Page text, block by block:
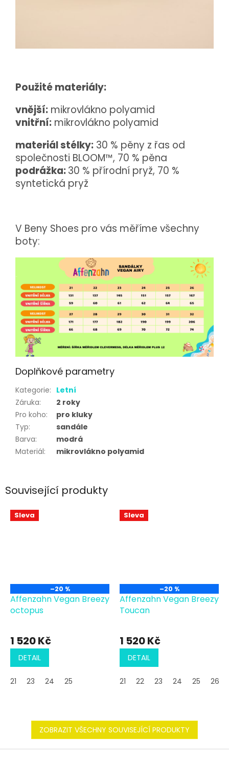
Související produkty
Sleva
–20 %
Affenzahn Vegan Breezy
octopus
1 520 Kč
DETAIL
21 23 24 25
Sleva
–20 %
Affenzahn Vegan Breezy
Toucan
1 520 Kč
DETAIL
21 22 23 24 25 26
ZOBRAZIT VŠECHNY SOUVISEJÍCÍ PRODUKTY
Použité materiály:
vnější: mikrovlákno polyamid
vnitřní: mikrovlákno polyamid
materiál stélky: 30 % pěny z řas od
společnosti BLOOM™, 70 % pěna
podrážka:30 % přírodní pryž, 70 %
syntetická pryž
V Beny Shoes pro vás měříme všechny
boty:
Doplňkové parametry
Kategorie: Letní
Záruka:
2 roky
Pro koho:
pro kluky
Typ:
sandále
Barva:
modrá
Materiál: mikrovlákno polyamid
Z